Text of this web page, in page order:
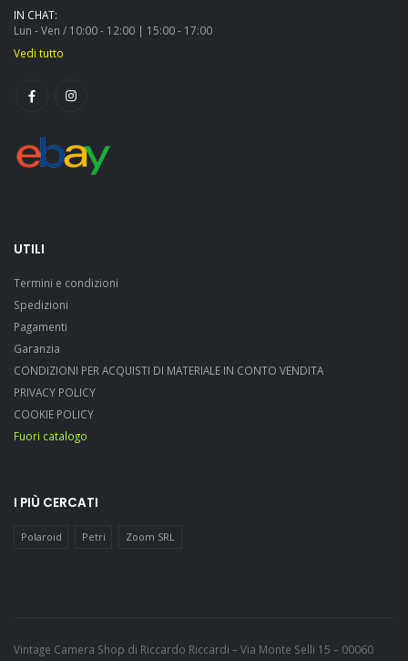
IN CHAT:
Lun - Ven / 10:00 - 12:00 | 15:00 - 17:00
Vedi tutto
UTILI
Termini e condizioni
Spedizioni
Pagamenti
Garanzia
CONDIZIONI PER ACQUISTI DI MATERIALE IN CONTO VENDITA
PRIVACY POLICY
COOKIE POLICY
Fuori catalogo
I PIÙ CERCATI
Polaroid Petri Zoom SRL
Vintage Camera Shop di Riccardo Riccardi – Via Monte Selli 15 – 00060